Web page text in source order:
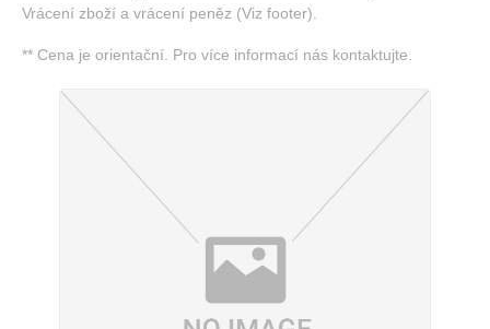
Vrácení zboží a vrácení peněz (Viz footer).
** Cena je orientační. Pro více informací nás kontaktujte.